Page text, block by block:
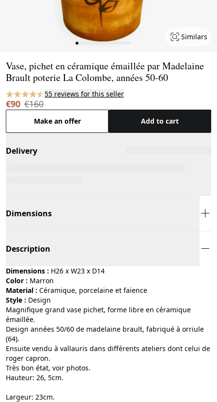
Similars
Vase, pichet en céramique émaillée par Madelaine
Brault poterie La Colombe, années 50-60
55 reviews for this seller
€90 €160
Make an offer Add to cart
Delivery
Dimensions
Description
Dimensions : H26 x W23 x D14
Color :
marron
Material :
céramique, porcelaine et faïence
Style :
design
Magnifique grand vase pichet, forme libre en céramique
émaillée.
Design années 50/60 de madelaine brault, fabriqué à orriule
(64).
Ensuite vendu à vallauris dans différents ateliers dont celui de
roger capron.
Très bon état, voir photos.
Hauteur: 26, 5cm.
Largeur: 23cm.